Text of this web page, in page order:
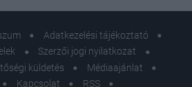
Adatkezelési tájékoztató
Szerzői jogi nyilatkozat
küldetés
Médiaajánlat
Kapcsolat
RSS